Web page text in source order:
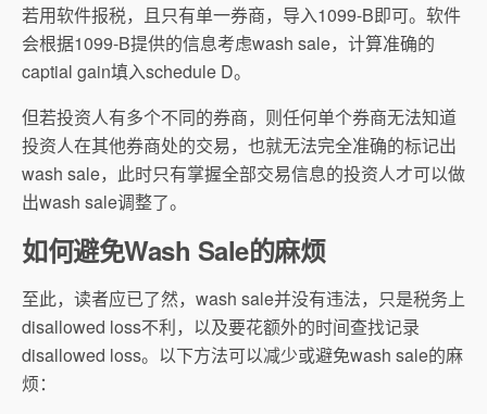
若用软件报税，且只有单一券商，导入1099-B即可。软件
会根据1099-B提供的信息考虑wash sale，计算准确的
captial gain填入schedule D。
但若投资人有多个不同的券商，则任何单个券商无法知道
投资人在其他券商处的交易，也就无法完全准确的标记出
wash sale，此时只有掌握全部交易信息的投资人才可以做
出wash sale调整了。
如何避免Wash Sale的麻烦
至此，读者应已了然，wash sale并没有违法，只是税务上
disallowed loss不利，以及要花额外的时间查找记录
disallowed loss。以下方法可以减少或避免wash sale的麻
烦：